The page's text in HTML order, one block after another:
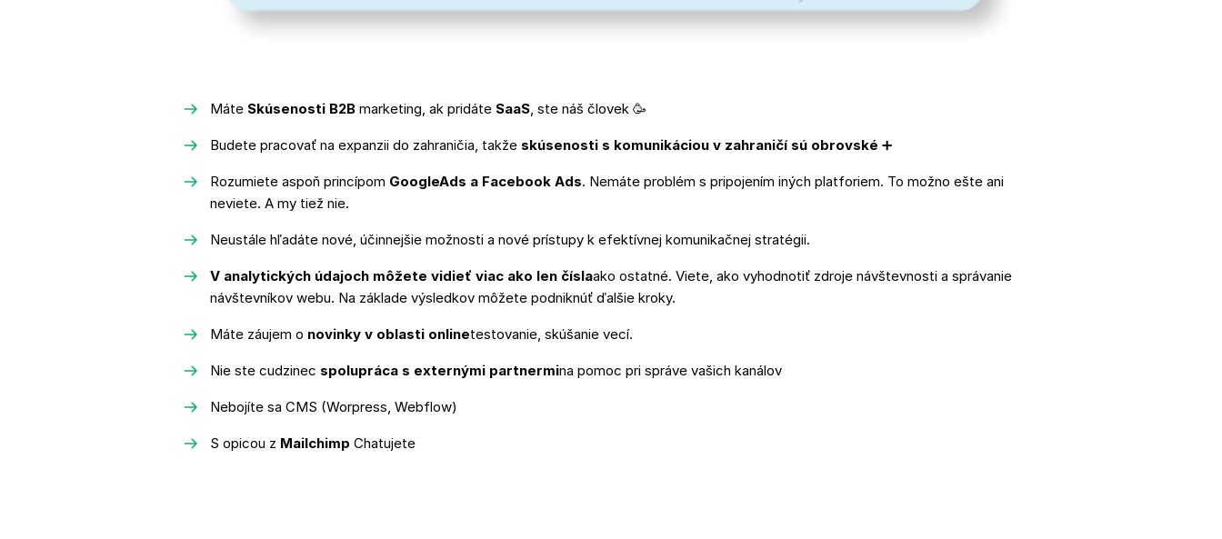
Máte Skúsenosti B2B marketing, ak pridáte SaaS , ste náš človek🥳
Budete pracovať na expanzii do zahraničia, takže skúsenosti s komunikáciou v zahraničí sú obrovské ➕
Rozumiete aspoň princípom GoogleAds a Facebook Ads. Nemáte problém s pripojením iných platforiem. To možno ešte ani
neviete. A my tiež nie.
Neustále hľadáte nové, účinnejšie možnosti a nové prístupy k efektívnej komunikačnej stratégii.
V analytických údajoch môžete vidieť viac ako len číslaako ostatné. Viete, ako vyhodnotiť zdroje návštevnosti a správanie
návštevníkov webu. Na základe výsledkov môžete podniknúť ďalšie kroky.
Máte záujem o novinky v oblasti onlinetestovanie, skúšanie vecí.
Nie ste cudzinec spolupráca s externými partnermina pomoc pri správe vašich kanálov
Nebojíte sa CMS (Worpress, Webflow)
S opicou z Mailchimp Chatujete